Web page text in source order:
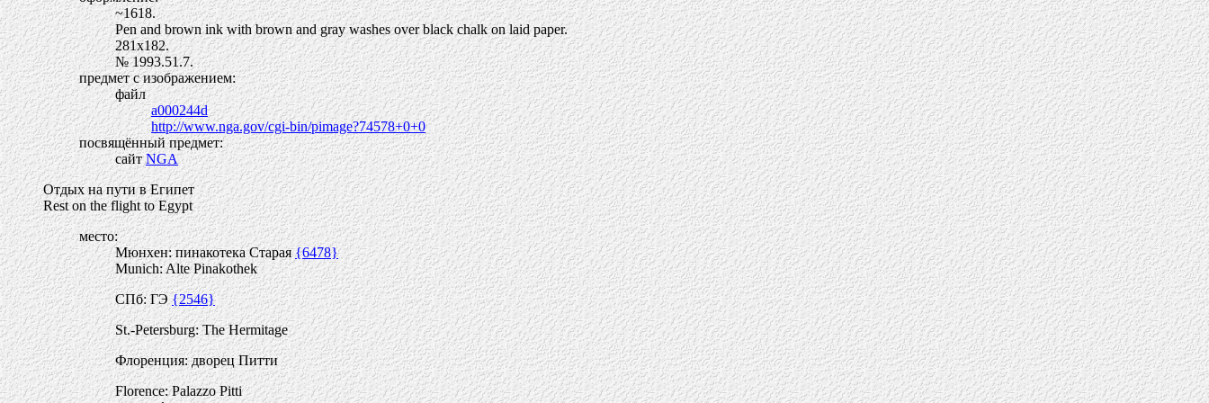
~1618.
Pen and brown ink with brown and gray washes over black chalk on laid paper.
281х182.
№ 1993.51.7.
предмет с изображением:
файл
a000244d
http://www.nga.gov/cgi-bin/pimage?74578+0+0
посвящённый предмет:
сайтNGA
Отдых на пути в Египет
Rest on the flight to Egypt
место:
Мюнхен: пинакотека Старая{6478}
Munich: Alte Pinakothek
СПб: ГЭ{2546}
St.-Petersburg: The Hermitage
Флоренция: дворец Питти
Florence: Palazzo Pitti